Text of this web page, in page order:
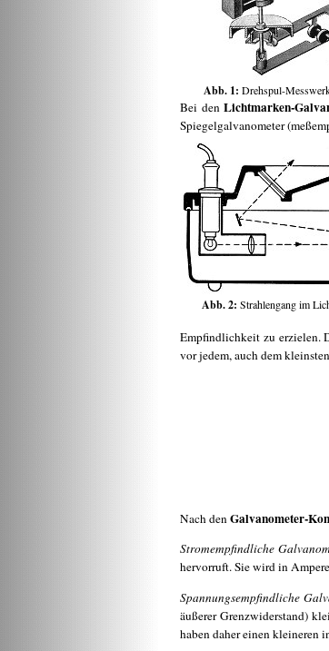
Abb. 1: Drehspul-
Bei denLichtmarken-
Spiegelgalvanometer
Abb. 2: Strahlengang im
Empfindlichkeit zu erzielen.
vor jedem, auch dem
Nach denGalvanometer-
Stromempfindliche
hervorruft. Sie wird in
Spannungsempfindliche
äußerer Grenzwiderstand)
haben daher einen kleineren